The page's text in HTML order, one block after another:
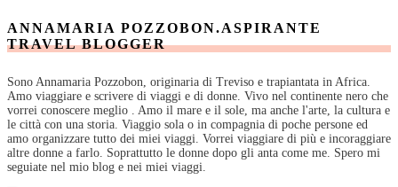
ANNAMARIA POZZOBON.ASPIRANTE
TRAVEL BLOGGER
Sono Annamaria Pozzobon, originaria di Treviso e trapiantata in Africa.
Amo viaggiare e scrivere di viaggi e di donne. Vivo nel continente nero che
vorrei conoscere meglio . Amo il mare e il sole, ma anche l'arte, la cultura e
le città con una storia. Viaggio sola o in compagnia di poche persone ed
amo organizzare tutto dei miei viaggi. Vorrei viaggiare di più e incoraggiare
altre donne a farlo. Soprattutto le donne dopo gli anta come me. Spero mi
seguiate nel mio blog e nei miei viaggi.